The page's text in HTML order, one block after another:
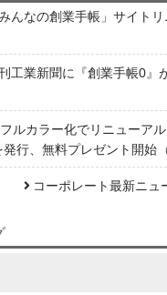
みんなの創業手帳」サイト
工業新聞に『創業手帳0』
ルカラー化でリニューア
発行、無料プレゼント開始
コーポレート最新ニュ